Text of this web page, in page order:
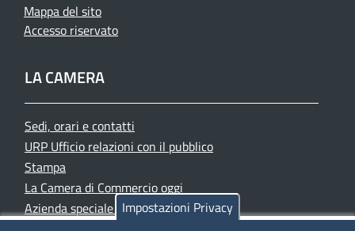
Mappa del sito
Accesso riservato
LA CAMERA
Sedi, orari e contatti
URP Ufficio relazioni con il pubblico
Stampa
La Camera di Commercio oggi
Azienda speciale PromoFirenze
Impostazioni Privacy